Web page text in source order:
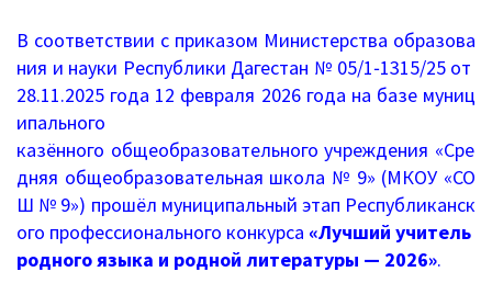
Постановления
Распоряжения
Приказы
Архив приказов
Информационные письма
Лучший
учитель
родного
и
родной
литературы
—
2026
В соответствии с приказом Министерства образова
ния и науки Республики Дагестан № 05/1‑1315/25от
28.11.2025 года 12 февраля 2026года на баземуниц
ипального
казённого общеобразовательного учреждения «Сре
дняя общеобразовательная школа № 9» (МКОУ «СО
Ш № 9») прошёл муниципальный этап Республиканск
ого профессионального конкурса «Лучший учитель
родногоязыка и родной литературы — 2026».